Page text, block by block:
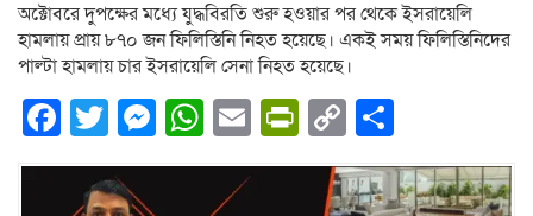
অক্টোবরে দুপক্ষের মধ্যে যুদ্ধবিরতি শুরু হওয়ার পর থেকে ইসরায়েলি
হামলায় প্রায় ৮৭০ জন ফিলিস্তিনি নিহত হয়েছে। একই সময় ফিলিস্তিনিদের
পাল্টা হামলায় চার ইসরায়েলি সেনা নিহত হয়েছে।
Facebook
Twitter
Messenger
WhatsApp
EmailPrintFriendly
Copy
Link